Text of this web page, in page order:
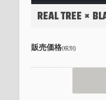
REAL TREE ×
販売価格(税別)